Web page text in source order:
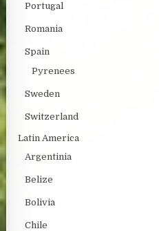
Portugal
Romania
Spain
Pyrenees
Sweden
Switzerland
Latin America
Argentinia
Belize
Bolivia
Chile